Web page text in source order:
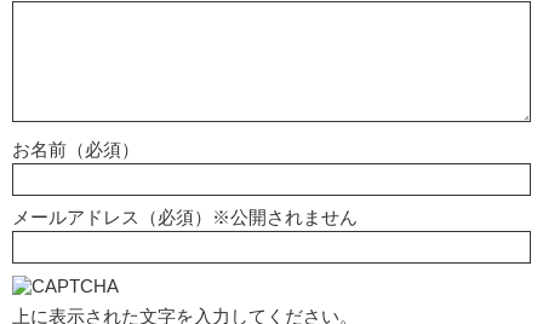
お名前（必須）
メールアドレス（必須）※公開されません
上に表示された文字を入力してください。